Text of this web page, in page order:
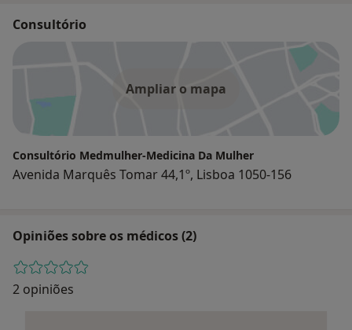
Consultório
Ampliar o mapa
Consultório Medmulher-Medicina Da Mulher
Avenida Marquês Tomar 44,1º, Lisboa 1050-156
Opiniões sobre os médicos (2)
2 opiniões